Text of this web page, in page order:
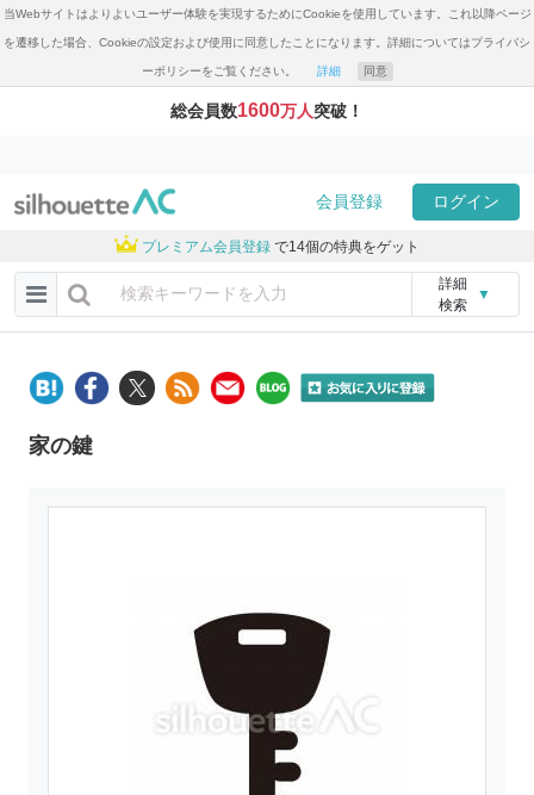
当Webサイトはよりよいユーザー体験を実現するためにCookieを使用しています。これ以降ページ
を遷移した場合、Cookieの設定および使用に同意したことになります。詳細についてはプライバシ
ーポリシーをご覧ください。 詳細 同意
総会員数1600万人突破！
会員登録 ログイン
プレミアム会員登録 で14個の特典をゲット
詳細
検索
▼
家の鍵